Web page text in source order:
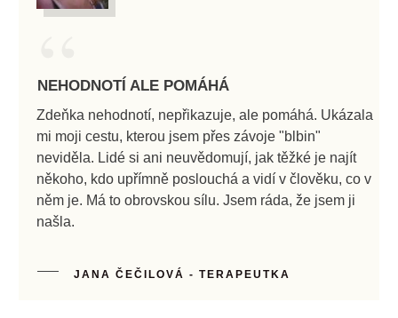
“
NEHODNOTÍ ALE POMÁHÁ
Zdeňka nehodnotí, nepřikazuje, ale pomáhá. Ukázala
mi moji cestu, kterou jsem přes závoje "blbin"
neviděla. Lidé si ani neuvědomují, jak těžké je najít
někoho, kdo upřímně poslouchá a vidí v člověku, co v
něm je. Má to obrovskou sílu. Jsem ráda, že jsem ji
našla.
JANA ČEČILOVÁ - TERAPEUTKA